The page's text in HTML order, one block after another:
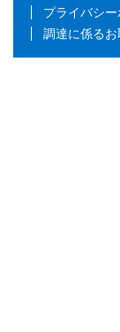
プライバシ
調達に係る